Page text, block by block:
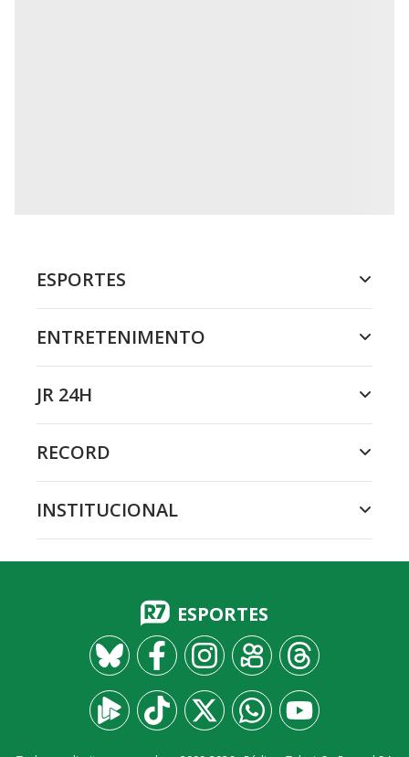
ESPORTES
ENTRETENIMENTO
JR 24H
RECORD
INSTITUCIONAL
ESPORTES